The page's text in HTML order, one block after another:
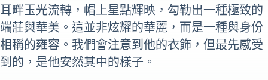
耳畔玉光流轉，帽上星點輝映，勾勒出一種極致的
端莊與華美。這並非炫耀的華麗，而是一種與身份
相稱的雍容。我們會注意到他的衣飾，但最先感受
到的，是他安然其中的樣子。